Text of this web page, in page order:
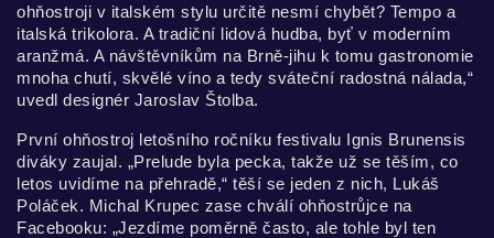
ohňostroji v italském stylu určitě nesmí chybět? Tempo a
italská trikolora. A tradiční lidová hudba, byť v moderním
aranžmá. A návštěvníkům na Brně-jihu k tomu gastronomie
mnoha chutí, skvělé víno a tedy sváteční radostná nálada,“
uvedl designér Jaroslav Štolba.
První ohňostroj letošního ročníku festivalu Ignis Brunensis
diváky zaujal. „Prelude byla pecka, takže už se těším, co
letos uvidíme na přehradě,“ těší se jeden z nich, Lukáš
Poláček. Michal Krupec zase chválí ohňostrůjce na
Facebooku: „Jezdíme poměrně často, ale tohle byl ten